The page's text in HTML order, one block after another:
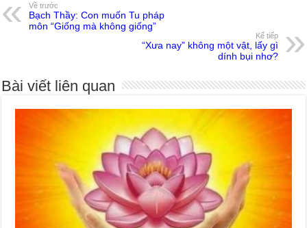
Về trước
Bạch Thầy: Con muốn Tu pháp
môn “Giống mà không giống”
Kế tiếp
“Xưa nay” không một vật, lấy gì
dính bụi nhơ?
Bài viết liên quan